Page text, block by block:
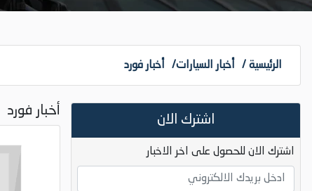
الرئيسية / أخبار السيارات/ أخبار فورد
أخبار فورد
اشترك الان
اشترك الان للحصول على اخر الاخبار